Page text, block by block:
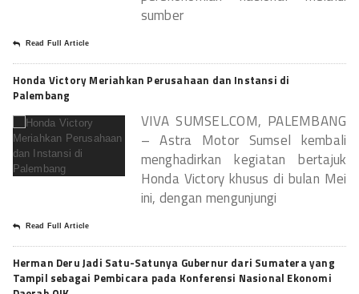
sumber
Read Full Article
Honda Victory Meriahkan Perusahaan dan Instansi di
Palembang
VIVA SUMSEL.COM, PALEMBANG
– Astra Motor Sumsel kembali
menghadirkan kegiatan bertajuk
Honda Victory khusus di bulan Mei
ini, dengan mengunjungi
Read Full Article
Herman Deru Jadi Satu-Satunya Gubernur dari Sumatera yang
Tampil sebagai Pembicara pada Konferensi Nasional Ekonomi